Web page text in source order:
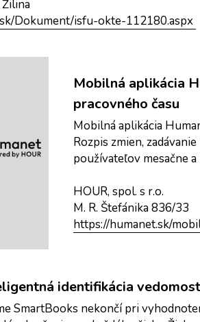
Dokument/isfu-okte-112180.aspx
Mobilná aplikácia
pracovného času
Mobilná aplikácia
Rozpis zmien,
používateľov mesačne
HOUR, spol. s r.o.
M. R. Štefánika 836/33
https://humanet.sk/
identifikácia
SmartBooks nekončí pri